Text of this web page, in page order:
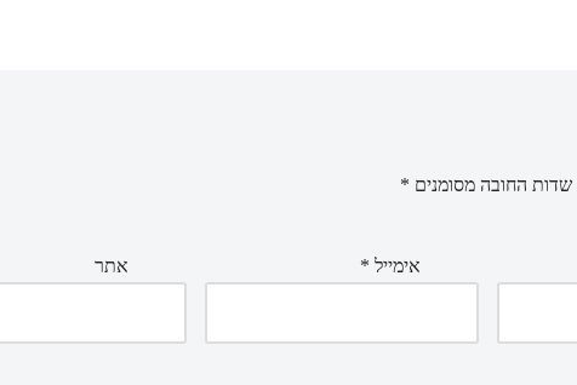
שדות החובה מסומנים *
אימייל * אתר